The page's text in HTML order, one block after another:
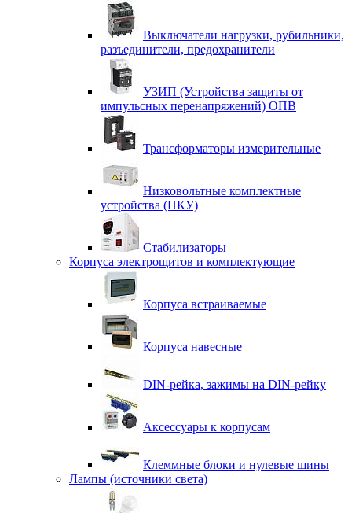
Выключатели нагрузки, рубильники,
разъединители, предохранители
УЗИП (Устройства защиты от
импульсных перенапряжений) ОПВ
Трансформаторы измерительные
Низковольтные комплектные
устройства (НКУ)
Стабилизаторы
Корпуса электрощитов и комплектующие
Корпуса встраиваемые
Корпуса навесные
DIN-рейка, зажимы на DIN-рейку
Аксессуары к корпусам
Клеммные блоки и нулевые шины
Лампы (источники света)